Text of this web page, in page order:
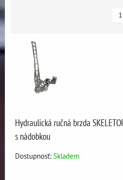
Hydraulická ručná brzda
s nádobkou
Dostupnosť: Skladem